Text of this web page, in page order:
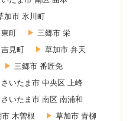
加市 氷川町
町
三郷市 栄
吉見町
草加市 弁天
三郷市 番匠免
さいたま市 中央区 上峰
さいたま市 南区 南浦和
市 木曽根
草加市 青柳